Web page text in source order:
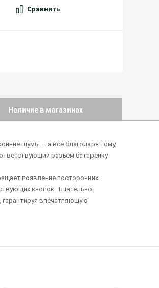
Сравнить
Наличие в магазинах
шумы – а все благодаря тому,
разъем батарейку
появление посторонних
кнопок. Тщательно
гарантируя впечатляющую